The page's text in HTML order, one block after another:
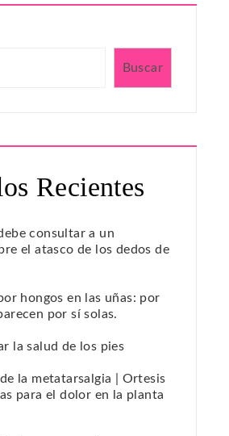
Buscar
Recientes
consultar a un
el atasco de los dedos de
hongos en las uñas: por
por sí solas.
la salud de los pies
la metatarsalgia | Ortesis
para el dolor en la planta